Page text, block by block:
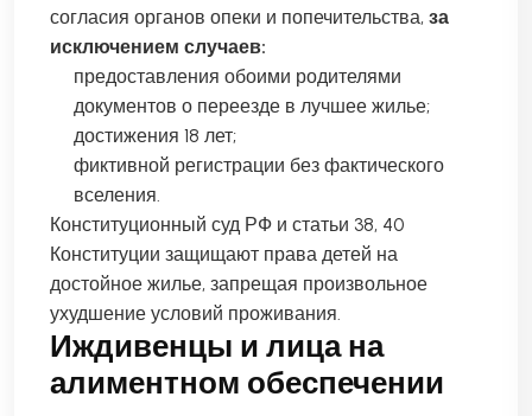
согласия органов опеки и попечительства, за
исключением случаев:
предоставления обоими родителями
документов о переезде в лучшее жилье;
достижения 18 лет;
фиктивной регистрации без фактического
вселения.
Конституционный суд РФ и статьи 38, 40
Конституции защищают права детей на
достойное жилье, запрещая произвольное
ухудшение условий проживания.
Иждивенцы и лица на
алиментном обеспечении